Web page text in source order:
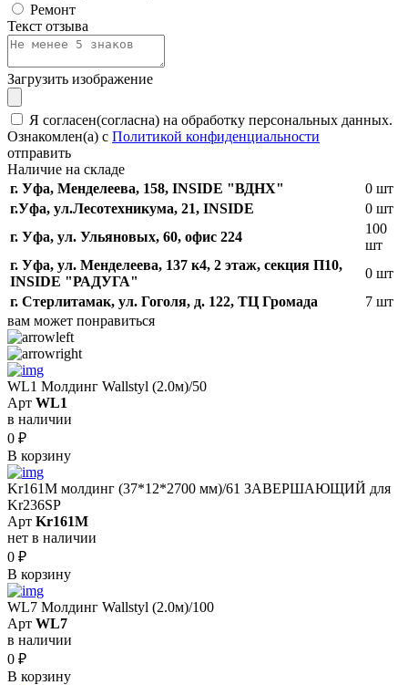
Ремонт
Текст отзыва
Загрузить изображение
Я согласен(согласна) на обработку персональных данных.
Ознакомлен(а) с Политикой конфиденциальности
отправить
Наличие на складе
г. Уфа, Менделеева, 158, INSIDE "ВДНХ"
0 шт
г.Уфа, ​ул.Лесотехникума, 21, INSIDE
0 шт
г. Уфа, ул. Ульяновых, 60, офис 224
100
шт
г. Уфа, ул. Менделеева, 137 к4, ​2 этаж, секция П10,
INSIDE "РАДУГА"
0 шт
г. Стерлитамак, ул. Гоголя, д. 122, ТЦ Громада
7 шт
вам может понравиться
WL1 Молдинг Wallstyl (2.0м)/50
Арт WL1
в наличии
0 ₽
В корзину
Kr161M молдинг (37*12*2700 мм)/61 ЗАВЕРШАЮЩИЙ для
Kr236SP
Арт Kr161M
нет в наличии
0 ₽
В корзину
WL7 Молдинг Wallstyl (2.0м)/100
Арт WL7
в наличии
0 ₽
В корзину